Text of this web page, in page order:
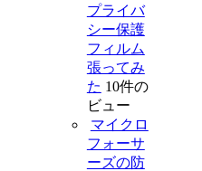
プライバ
シー保護
フィルム
張ってみ
た 10件の
ビュー
マイクロ
フォーサ
ーズの防